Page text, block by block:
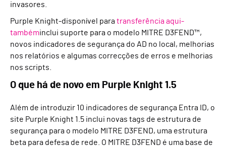
invasores.
Purple Knight-disponível paratransferência aqui-
tambéminclui suporte para o modelo MITRE D3FEND™,
novos indicadores de segurança do AD no local, melhorias
nos relatórios e algumas correcções de erros e melhorias
nos scripts.
O que há de novo em Purple Knight 1.5
Além de introduzir 10 indicadores de segurança Entra ID, o
site Purple Knight 1.5 inclui novas tags de estrutura de
segurança para o modelo MITRE D3FEND, uma estrutura
beta para defesa de rede. O MITRE D3FEND é uma base de